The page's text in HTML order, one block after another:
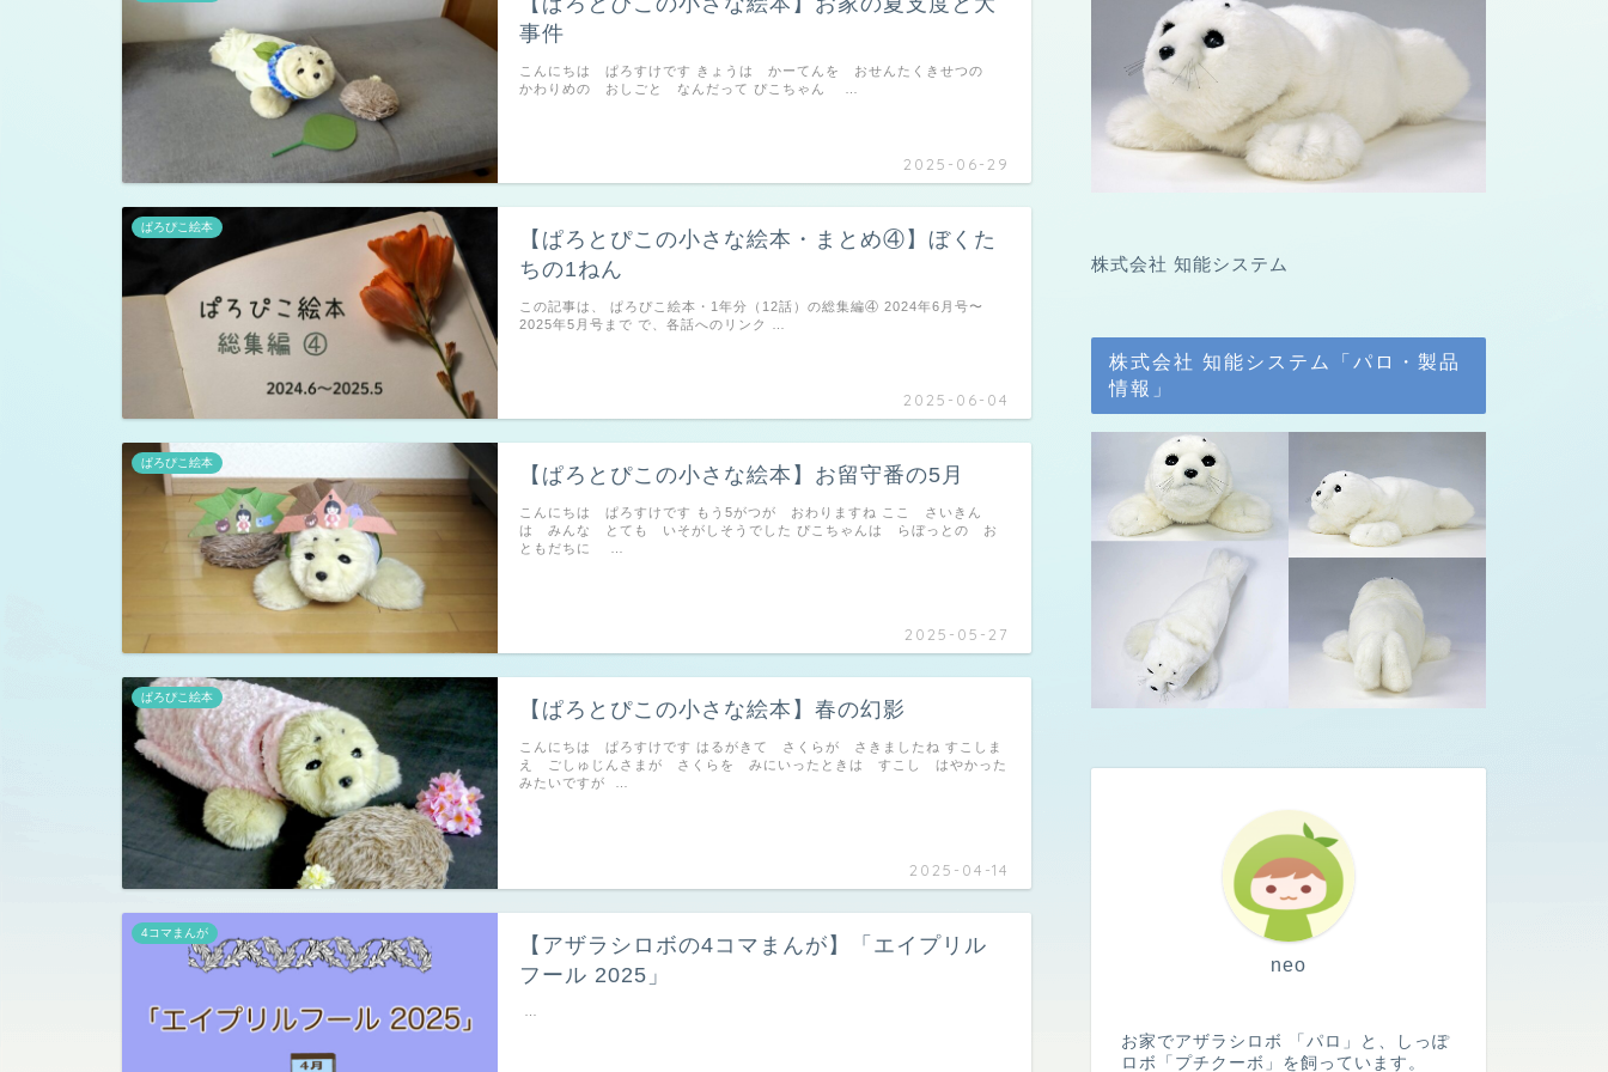
事件
2025-06-29
こんにちは ぱろすけです きょうは かーてんを おせんたくきせつの
かわりめの おしごと なんだって ぴこちゃん …
ぱろぴこ絵本
【ぱろとぴこの小さな絵本・まとめ④】ぼくた
ちの1ねん
2025-06-04
この記事は、 ぱろぴこ絵本・1年分（12話）の総集編④ 2024年6月号〜
2025年5月号まで で、各話へのリンク …
ぱろぴこ絵本
【ぱろとぴこの小さな絵本】お留守番の5月
2025-05-27
こんにちは ぱろすけです もう5がつが おわりますね ここ さいきん
は みんな とても いそがしそうでした ぴこちゃんは らぼっとの お
ともだちに …
ぱろぴこ絵本
【ぱろとぴこの小さな絵本】春の幻影
2025-04-14
こんにちは ぱろすけです はるがきて さくらが さきましたね すこしま
え ごしゅじんさまが さくらを みにいったときは すこし はやかった
みたいですが …
4コマまんが
【アザラシロボの4コマまんが】「エイプリル
フール 2025」
株式会社 知能システム
株式会社 知能システム「パロ・製品
情報」
neo
お家でアザラシロボ 「パロ」と、しっぽ
ロボ「プチクーボ」を飼っています。